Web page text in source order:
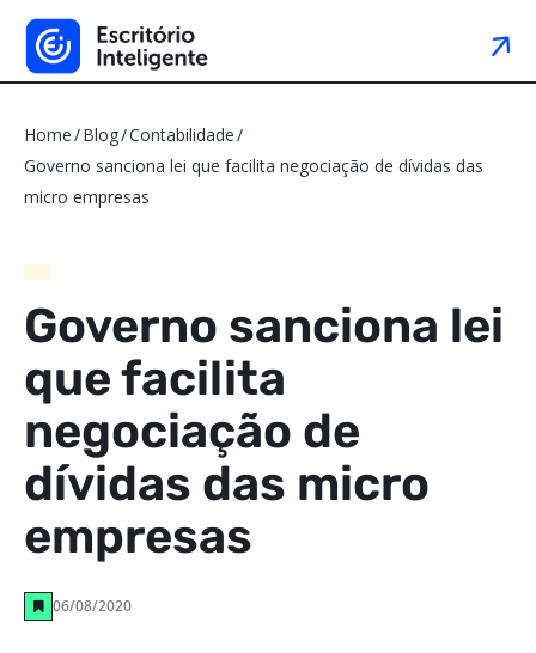
Home Blog Contabilidade
Governo sanciona lei que facilita negociação de dívidas das
micro empresas
Governo sanciona lei
que facilita
negociação de
dívidas das micro
empresas
06/08/2020